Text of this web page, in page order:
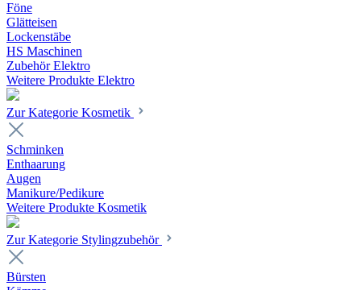
Föne
Glätteisen
Lockenstäbe
HS Maschinen
Zubehör Elektro
Weitere Produkte Elektro
Zur Kategorie Kosmetik
Schminken
Enthaarung
Augen
Manikure/Pedikure
Weitere Produkte Kosmetik
Zur Kategorie Stylingzubehör
Bürsten